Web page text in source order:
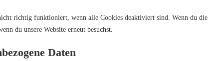
richtig funktioniert, wenn alle Cookies deaktiviert sind. Wenn du die
du unsere Website erneut besuchst.
Daten